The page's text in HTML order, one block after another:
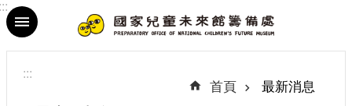
跳到主要內容區塊
進
搜
:::
首頁 最新消息